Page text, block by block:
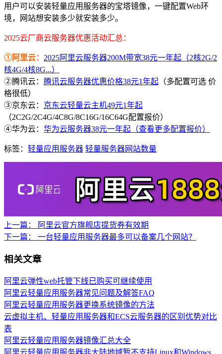
用户可以安装轻量应用服务器的宝塔镜像，一键配置Web环
境，网站想安装多少就安装多少。
2025云厂商云服务器优惠活动汇总：
①阿里云： 2025阿里云服务器200M带宽38元一年起（2核2G/2
核4G/4核8G...）
②腾讯云： 腾讯云服务器优惠价格38元1年起 （多配置可选 价
格很低）
③京东云： 京东云轻量云主机49元1年起
（2C2G/2C4G/4C8G/8C16G/16C64G配置报价）
④华为云： 华为云服务器38元一年起（查看更多配置报价）
标签： 轻量应用服务器 轻量服务器网站数量
上一篇：
阿里云官方旗舰店提货券有效期
下一篇：
一台轻量应用服务器最多可以备案几个网站？
相关文章
阿里云弹性web托管下线已购买可继续使用
阿里云轻量应用服务器常见问题及解答FAQ
阿里云轻量应用服务器更换系统镜像的方法
云虚拟主机、轻量应用服务器和ECS云服务器的区别优势对比
表
阿里云轻量应用服务器镜像汇总大全
阿里云轻量应用服务器非大陆地域暂不支持Linux和Windows